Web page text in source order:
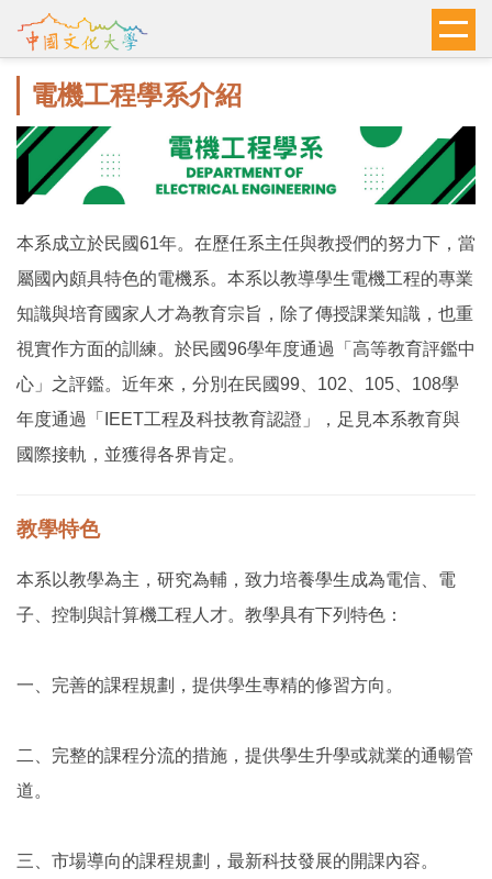
到
內
容
電機工程學系介紹
本系成立於民國61年。在歷任系主任與教授們的努力下，當
屬國內頗具特色的電機系。本系以教導學生電機工程的專業
知識與培育國家人才為教育宗旨，除了傳授課業知識，也重
視實作方面的訓練。於民國96學年度通過「高等教育評鑑中
心」之評鑑。近年來，分別在民國99、102、105、108學
年度通過「IEET工程及科技教育認證」，足見本系教育與
國際接軌，並獲得各界肯定。
教學特色
本系以教學為主，研究為輔，致力培養學生成為電信、電
子、控制與計算機工程人才。教學具有下列特色：
一、完善的課程規劃，提供學生專精的修習方向。
二、完整的課程分流的措施，提供學生升學或就業的通暢管
道。
三、市場導向的課程規劃，最新科技發展的開課內容。